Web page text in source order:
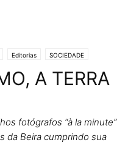
Editorias SOCIEDADE
A TERRA
fotógrafos “à la minute”
da Beira cumprindo sua